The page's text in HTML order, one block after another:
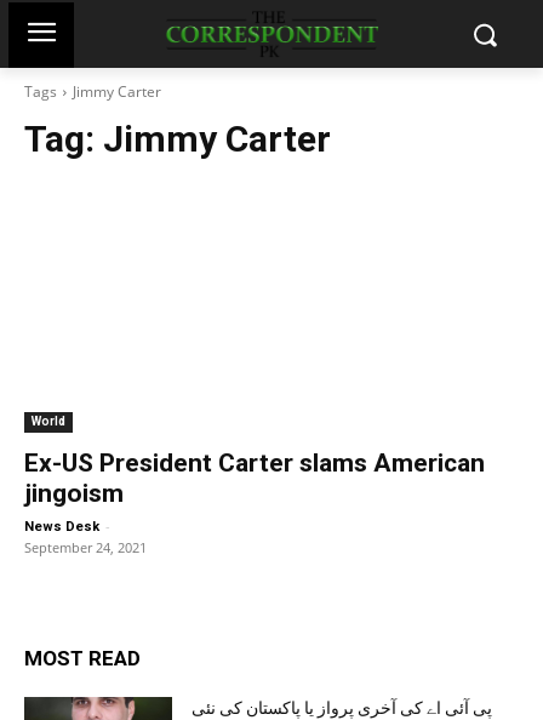
Tags Jimmy Carter
Tag: Jimmy Carter
World
Ex-US President Carter slams American
jingoism
News Desk -
September 24, 2021
MOST READ
پی آئی اے کی آخری پرواز یا پاکستان کی نئی